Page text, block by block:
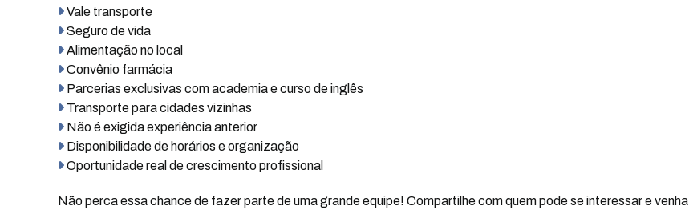
Vale transporte
Seguro de vida
Alimentação no local
Convênio farmácia
Parcerias exclusivas com academia e curso de inglês
Transporte para cidades vizinhas
Não é exigida experiência anterior
Disponibilidade de horários e organização
Oportunidade real de crescimento profissional
Não perca essa chance de fazer parte de uma grande equipe! Compartilhe com quem pode se interessar e venha